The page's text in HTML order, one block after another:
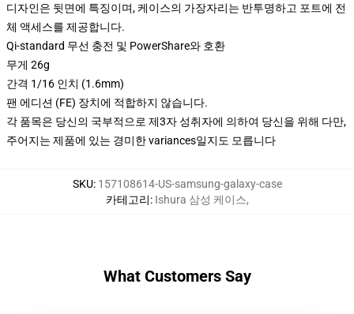
디자인은 뒷면에 특징이며, 케이스의 가장자리는 반투명하고 포트에 전
체 액세스를 제공합니다.
Qi-standard 무선 충전 및 PowerShare와 호환
무게 26g
간격 1/16 인치 (1.6mm)
팬 에디션 (FE) 장치에 적합하지 않습니다.
각 품목은 당신의 국부적으로 제3자 성취자에 의하여 당신을 위해 다만,
주어지는 제품에 있는 경미한 variances일지도 모릅니다
SKU: 157108614-US-samsung-galaxy-case
카테고리: Ishura 삼성 케이스,
What Customers Say